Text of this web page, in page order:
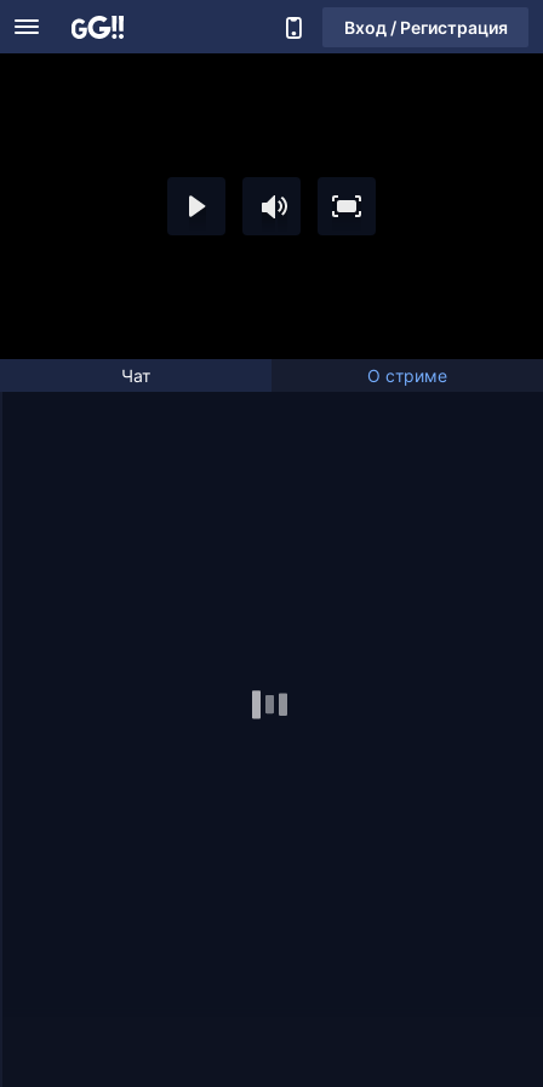
Вход / Регистрация
Чат О стриме